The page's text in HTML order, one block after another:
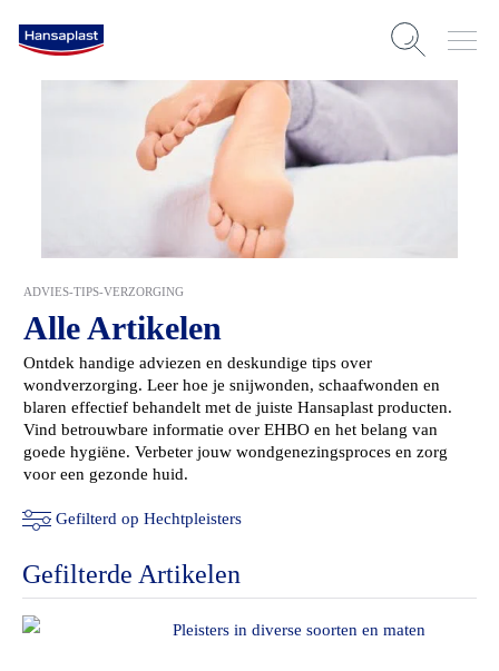
ADVIES-TIPS-VERZORGING
Alle Artikelen
Ontdek handige adviezen en deskundige tips over
wondverzorging. Leer hoe je snijwonden, schaafwonden en
blaren effectief behandelt met de juiste Hansaplast producten.
Vind betrouwbare informatie over EHBO en het belang van
goede hygiëne. Verbeter jouw wondgenezingsproces en zorg
voor een gezonde huid.
Gefilterd op Hechtpleisters
Gefilterde Artikelen
Pleisters in diverse soorten en maten